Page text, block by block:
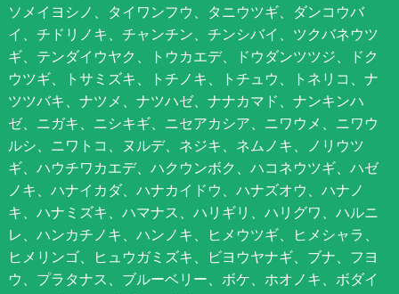
ソメイヨシノ、タイワンフウ、タニウツギ、ダンコウバ
イ、チドリノキ、チャンチン、チンシバイ、ツクバネウツ
ギ、テンダイウヤク、トウカエデ、ドウダンツツジ、ドク
ウツギ、トサミズキ、トチノキ、トチュウ、トネリコ、ナ
ツツバキ、ナツメ、ナツハゼ、ナナカマド、ナンキンハ
ゼ、ニガキ、ニシキギ、ニセアカシア、ニワウメ、ニワウ
ルシ、ニワトコ、ヌルデ、ネジキ、ネムノキ、ノリウツ
ギ、ハウチワカエデ、ハクウンボク、ハコネウツギ、ハゼ
ノキ、ハナイカダ、ハナカイドウ、ハナズオウ、ハナノ
キ、ハナミズキ、ハマナス、ハリギリ、ハリグワ、ハルニ
レ、ハンカチノキ、ハンノキ、ヒメウツギ、ヒメシャラ、
ヒメリンゴ、ヒュウガミズキ、ビヨウヤナギ、ブナ、フヨ
ウ、プラタナス、ブルーベリー、ボケ、ホオノキ、ボダイ